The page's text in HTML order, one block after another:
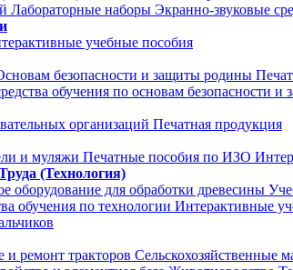
Лабораторные наборы Экранно-звуковые
учебные пособия
безопасности и защиты родины
обучения по основам безопасности и
организаций Печатная продукция
и муляжи Печатные пособия по ИЗО
(Технология)
оборудование для обработки древесины
обучения по технологии Интерактивные
и ремонт тракторов Сельскохозяйственные